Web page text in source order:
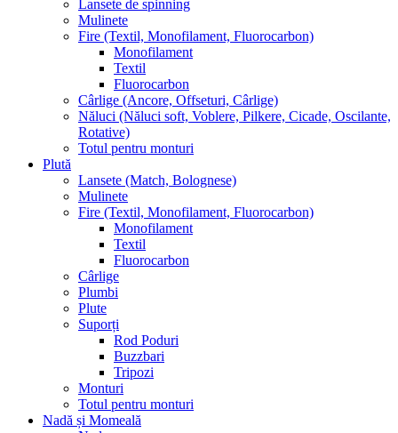
Lansete de spinning
Mulinete
Fire (Textil, Monofilament, Fluorocarbon)
Monofilament
Textil
Fluorocarbon
Cârlige (Ancore, Offseturi, Cârlige)
Năluci (Năluci soft, Voblere, Pilkere, Cicade, Oscilante,
Rotative)
Totul pentru monturi
Plută
Lansete (Match, Bolognese)
Mulinete
Fire (Textil, Monofilament, Fluorocarbon)
Monofilament
Textil
Fluorocarbon
Cârlige
Plumbi
Plute
Suporți
Rod Poduri
Buzzbari
Tripozi
Monturi
Totul pentru monturi
Nadă și Momeală